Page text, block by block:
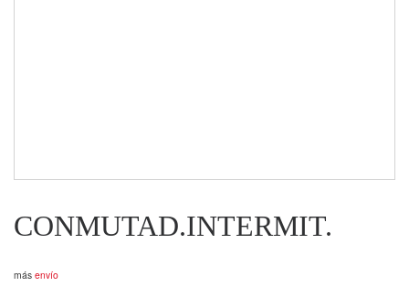
CONMUTAD.INTERMIT.
más envío